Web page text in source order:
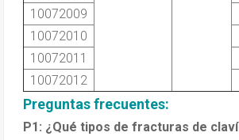
10072009
10072010
10072011
10072012
Preguntas frecuentes:
P1: ¿Qué tipos de fracturas de